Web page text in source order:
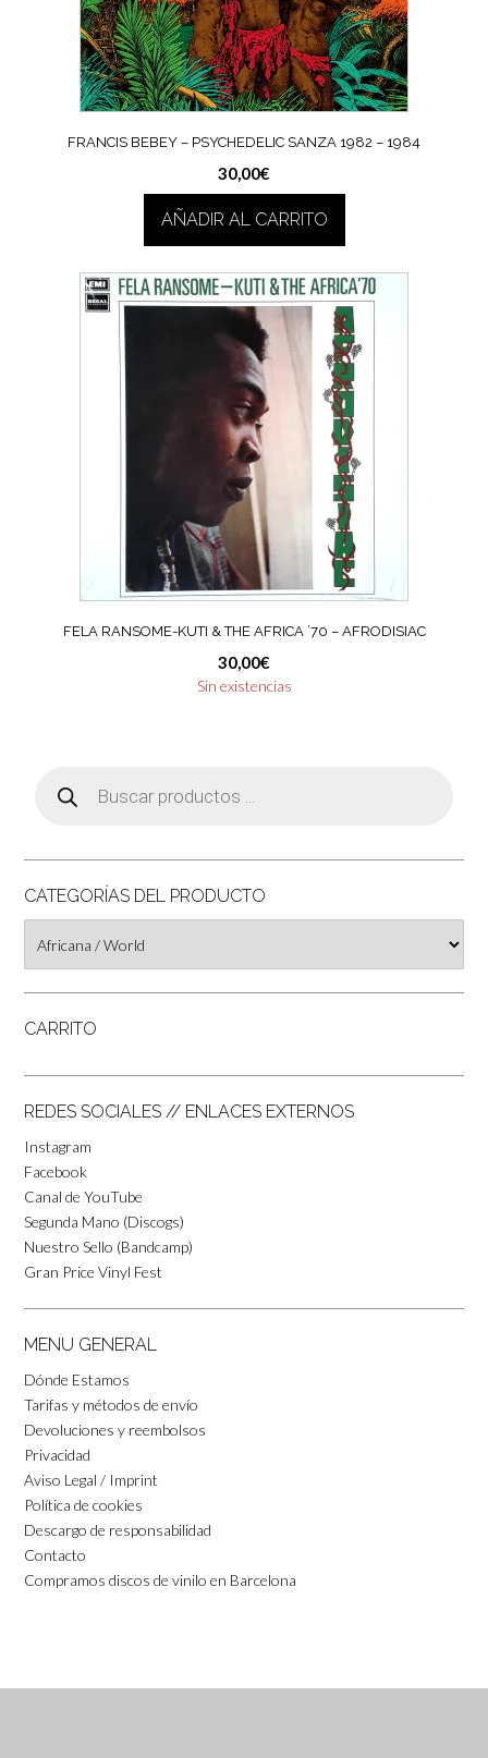
FRANCIS BEBEY – PSYCHEDELIC SANZA 1982 – 1984
30,00€
AÑADIR AL CARRITO
FELA RANSOME-KUTI & THE AFRICA ’70 – AFRODISIAC
30,00€
Sin existencias
productos
CATEGORÍAS DEL PRODUCTO
CARRITO
REDES SOCIALES // ENLACES EXTERNOS
Instagram
Facebook
Canal de YouTube
Segunda Mano (Discogs)
Nuestro Sello (Bandcamp)
Gran Price Vinyl Fest
MENU GENERAL
Dónde Estamos
Tarifas y métodos de envío
Devoluciones y reembolsos
Privacidad
Aviso Legal / Imprint
Política de cookies
Descargo de responsabilidad
Contacto
Compramos discos de vinilo en Barcelona